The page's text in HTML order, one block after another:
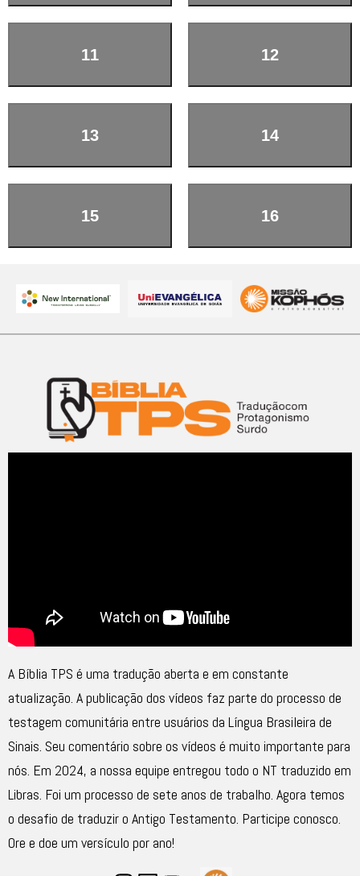
11 12
13 14
15 16
A Bíblia TPS é uma tradução aberta e em constante
atualização. A publicação dos vídeos faz parte do processo de
testagem comunitária entre usuários da Língua Brasileira de
Sinais. Seu comentário sobre os vídeos é muito importante para
nós. Em 2024, a nossa equipe entregou todo o NT traduzido em
Libras. Foi um processo de sete anos de trabalho. Agora temos
o desafio de traduzir o Antigo Testamento. Participe conosco.
Ore e doe um versículo por ano!